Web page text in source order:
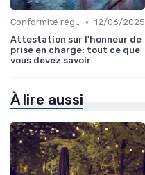
Conformité réglementaire • 12/06/2025
Attestation sur l'honneur de
prise en charge: tout ce que
vous devez savoir
À lire aussi